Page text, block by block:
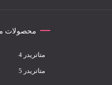
محصولات
متاتريدر 4
متاتريدر 5